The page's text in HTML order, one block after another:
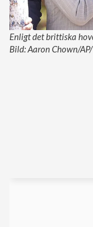
Enligt det brittiska
Bild: Aaron Chown/